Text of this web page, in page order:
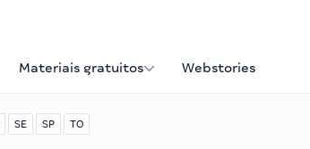
Materiais gratuitos Webstories
SE SP TO